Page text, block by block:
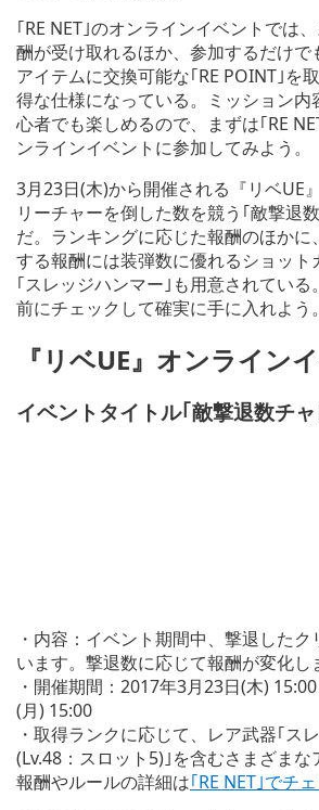
｢RE NET｣のオンラインイベントでは
酬が受け取れるほか、参加するだけで
アイテムに交換可能な｢RE POINT｣を
得な仕様になっている。ミッション内
心者でも楽しめるので、まずは｢RE
ンラインイベントに参加してみよう。
3月23日(木)から開催される『リベUE
リーチャーを倒した数を競う｢敵撃退
だ。ランキングに応じた報酬のほか
する報酬には装弾数に優れるショット
｢スレッジハンマー｣も用意されてい
前にチェックして確実に手に入れよう。
『リベUE』オンライン
イベントタイトル｢敵撃退数チ
・内容：イベント期間中、撃退した
います。撃退数に応じて報酬が変化し
・開催期間：2017年3月23日(木)
(月) 15:00
・取得ランクに応じて、レア武器｢ス
(Lv.48：スロット5)｣を含むさまざま
報酬やルールの詳細は｢RE NET｣でチ